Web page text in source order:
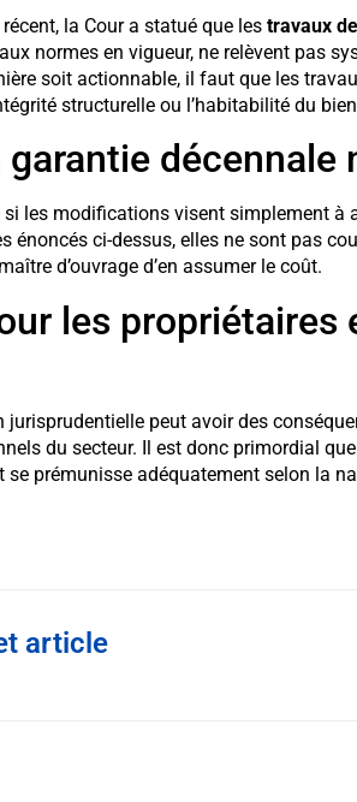
la Cour a statué que les travaux
normes en vigueur, ne relèvent pas
soit actionnable, il faut que les
structurelle ou l’habitabilité du
garantie décennale
si les modifications visent simplement
énoncés ci-dessus, elles ne sont pas
d’ouvrage d’en assumer le coût.
les propriétaires
jurisprudentielle peut avoir des
du secteur. Il est donc primordial
se prémunisse adéquatement selon la
article